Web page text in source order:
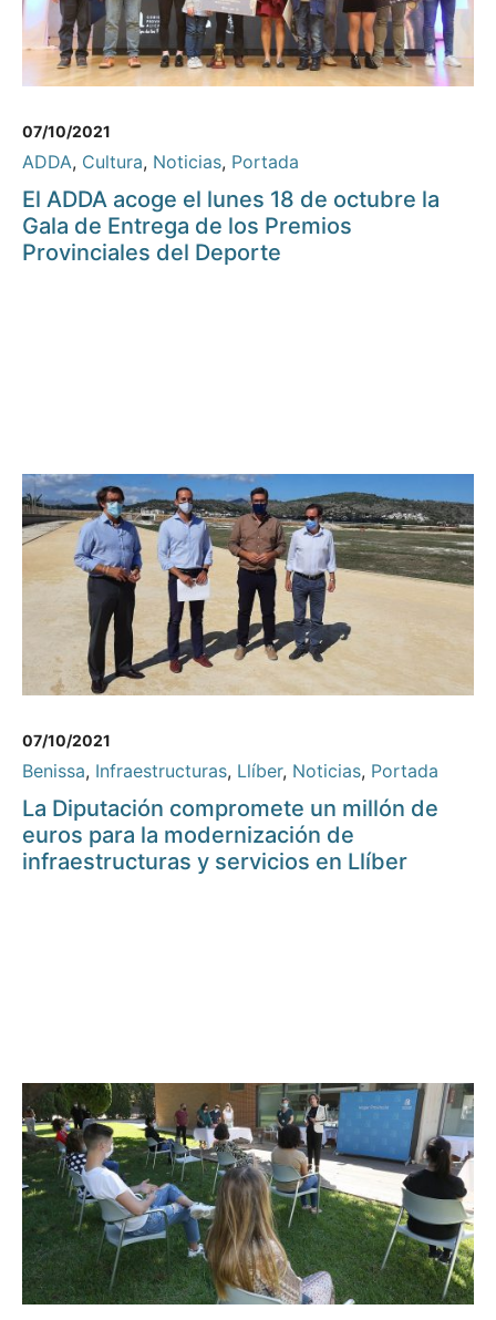
07/10/2021
ADDA, Cultura, Noticias, Portada
El ADDA acoge el lunes 18 de octubre la
Gala de Entrega de los Premios
Provinciales del Deporte
07/10/2021
Benissa, Infraestructuras, Llíber, Noticias, Portada
La Diputación compromete un millón de
euros para la modernización de
infraestructuras y servicios en Llíber